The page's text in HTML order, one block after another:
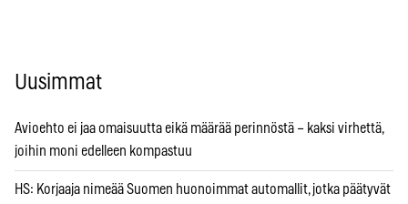
Uusimmat
Avioehto ei jaa omaisuutta eikä määrää perinnöstä – kaksi virhettä,
joihin moni edelleen kompastuu
HS: Korjaaja nimeää Suomen huonoimmat automallit, jotka päätyvät